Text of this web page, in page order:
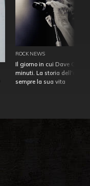
ROCK NEWS
Il giorno in cui Dave
minuti. La storia
sempre la sua vita